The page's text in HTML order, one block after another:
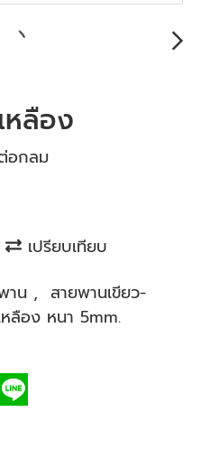
หลือง
อกลม
เปรียบเทียบ
าน , สายพานเขียว-
ลือง หนา 5mm.